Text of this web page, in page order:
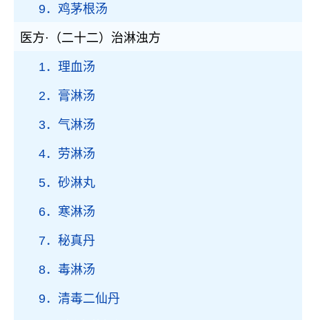
9．鸡茅根汤
医方·（二十二）治淋浊方
1．理血汤
2．膏淋汤
3．气淋汤
4．劳淋汤
5．砂淋丸
6．寒淋汤
7．秘真丹
8．毒淋汤
9．清毒二仙丹